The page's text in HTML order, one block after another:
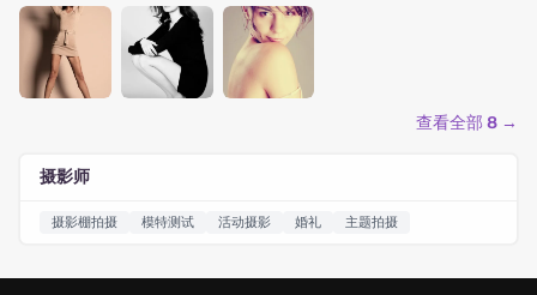
查看全部 8 →
摄影师
摄影棚拍摄 模特测试 活动摄影 婚礼 主题拍摄